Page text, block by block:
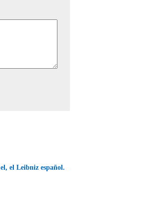
el Leibniz español.